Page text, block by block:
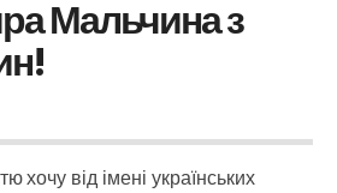
Мальчина з
хочу від імені українських